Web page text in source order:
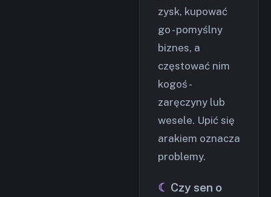
zysk, kupować
go - pomyślny
biznes, a
częstować nim
kogoś -
zaręczyny lub
wesele. Upić się
arakiem oznacza
problemy.
Czy sen o